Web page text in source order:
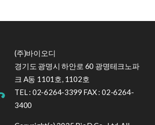
(주)바이오디
경기도 광명시 하안로 60 광명테크노파
크 A동 1101호, 1102호
TEL : 02-6264-3399 FAX : 02-6264-
3400